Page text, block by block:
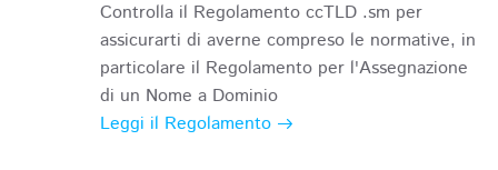
Controlla il Regolamento ccTLD .sm per
assicurarti di averne compreso le normative, in
particolare il Regolamento per l'Assegnazione
di un Nome a Dominio
Leggi il Regolamento